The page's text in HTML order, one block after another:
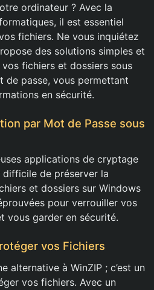
ordinateur ? Avec la
il est essentiel
fichiers. Ne vous inquiétez
des solutions simples et
fichiers et dossiers sous
de passe, vous permettant
en sécurité.
par Mot de Passe sous
applications de cryptage
de préserver la
et dossiers sur Windows
pour verrouiller vos
vous garder en sécurité.
vos Fichiers
alternative à WinZIP ; c’est un
vos fichiers. Avec un